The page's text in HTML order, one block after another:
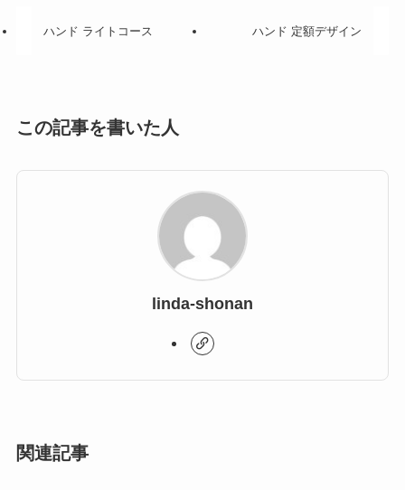
ハンド ライトコース ハンド 定額デザイン
この記事を書いた人
linda-shonan
関連記事